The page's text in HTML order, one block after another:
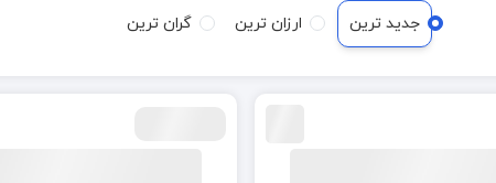
جدید ترین ارزان ترین گران ترین